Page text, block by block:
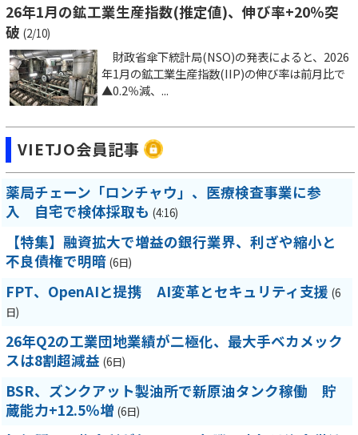
26年1月の鉱工業生産指数(推定値)、伸び率+20％突
破 (2/10)
財政省傘下統計局(NSO)の発表によると、2026
年1月の鉱工業生産指数(IIP)の伸び率は前月比で
▲0.2％減、...
VIETJO会員記事
薬局チェーン「ロンチャウ」、医療検査事業に参
入 自宅で検体採取も (4:16)
【特集】融資拡大で増益の銀行業界、利ざや縮小と
不良債権で明暗 (6日)
FPT、OpenAIと提携 AI変革とセキュリティ支援 (6
日)
26年Q2の工業団地業績が二極化、最大手ベカメック
スは8割超減益 (6日)
BSR、ズンクアット製油所で新原油タンク稼働 貯
蔵能力+12.5％増 (6日)